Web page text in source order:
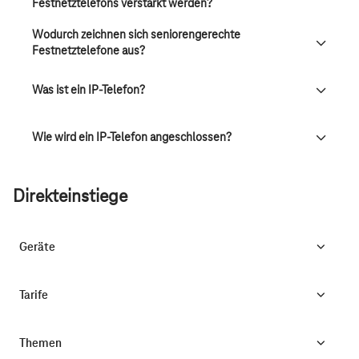
Festnetztelefons verstärkt werden?
Wodurch zeichnen sich seniorengerechte
Festnetztelefone aus?
Was ist ein IP-Telefon?
Wie wird ein IP-Telefon angeschlossen?
Direkteinstiege
Geräte
Tarife
Themen